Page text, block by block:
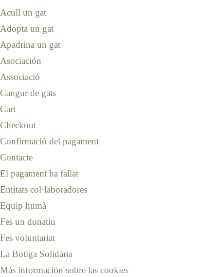
Acull un gat
Adopta un gat
Apadrina un gat
Asociación
Associació
Cangur de gats
Cart
Checkout
Confirmació del pagament
Contacte
El pagament ha fallat
Entitats col·laboradores
Equip humà
Fes un donatiu
Fes voluntariat
La Botiga Solidària
Más información sobre las cookies